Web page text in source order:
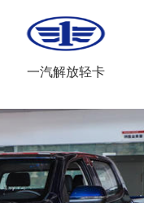
一汽解放轻卡
报价
图片